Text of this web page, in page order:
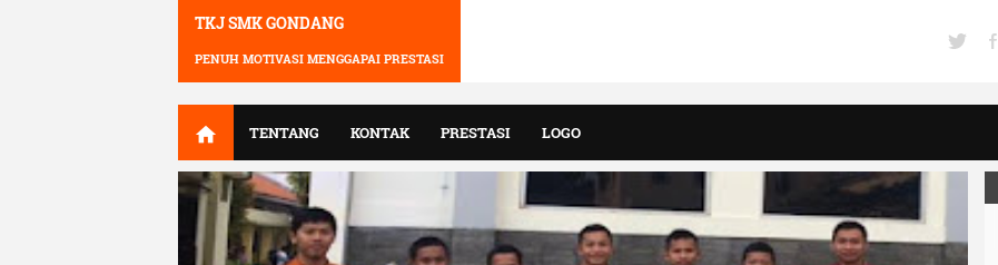
TKJ SMK GONDANG
PENUH MOTIVASI MENGGAPAI PRESTASI
 TENTANG KONTAK PRESTASI LOGO